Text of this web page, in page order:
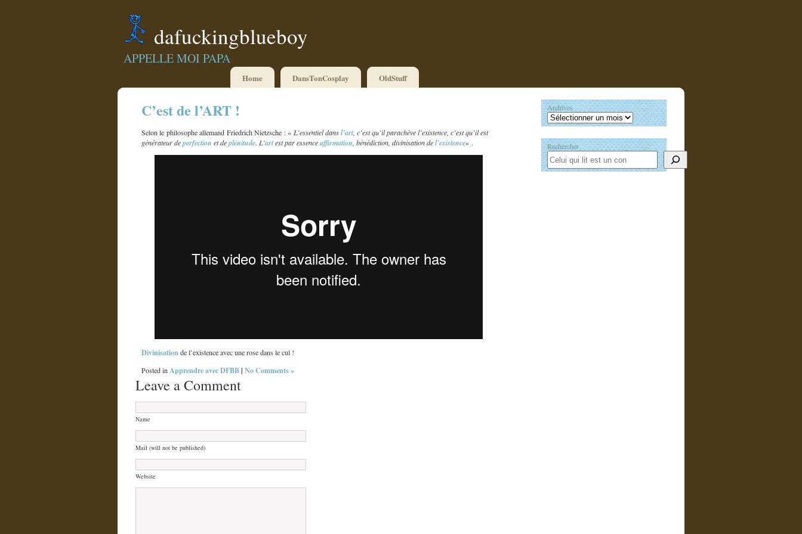
dafuckingblueboy
APPELLE MOI PAPA
Home DansTonCosplay OldStuff
C’est de l’ART !
Selon le philosophe allemand Friedrich Nietzsche : « L’essentiel dansl’art, c’est qu’il parachève l’existence, c’est qu’il est
générateur deperfection et deplénitude. L’artest par essenceaffirmation, bénédiction, divinisation del’existence« .
Divinisationde l’existence avec une rose dans le cul !
Posted inApprendre avec DFBB| No Comments »
Leave a Comment
Name
Mail (will not be published)
Website
Archives
Rechercher